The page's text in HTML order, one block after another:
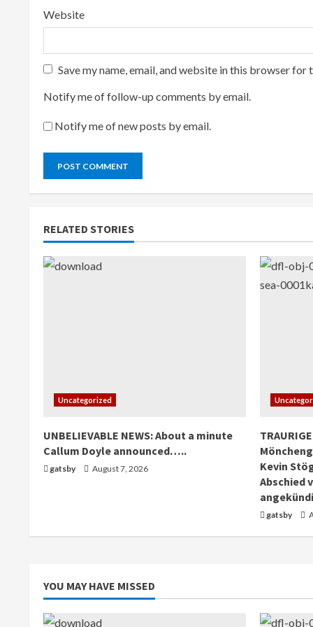
Website
Save my name, email, and website in this browser for
Notify me of follow-up comments by email.
Notify me of new posts by email.
RELATED STORIES
Uncategorized
UNBELIEVABLE NEWS: About a minute
Callum Doyle announced…..
gatsby August 7, 2026
Kevin
Abschied
gatsby
YOU MAY HAVE MISSED